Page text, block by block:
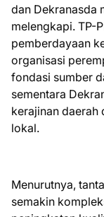
dan Dekranasda
melengkapi. TP-
pemberdayaan
organisasi
fondasi sumber
sementara
kerajinan
lokal.
Menurutnya,
semakin